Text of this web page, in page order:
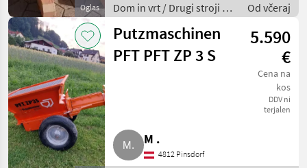
Oglas
Dom in vrt / Drugi stroji za
dom in vrt
Od včeraj
Putzmaschinen
PFT PFT ZP 3 S
5.590
€
Cena na
kos
DDV ni
terjalen
M .
4812 Pinsdorf